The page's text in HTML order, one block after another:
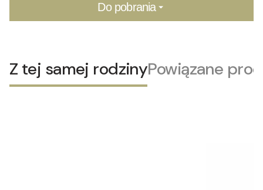
Do pobrania
Z tej samej rodzinyPowiązane